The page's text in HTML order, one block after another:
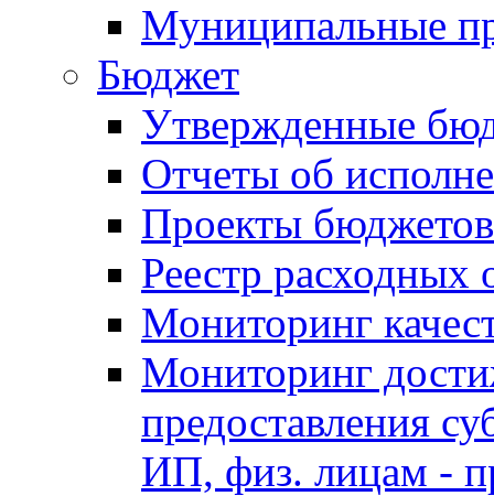
Муниципальные
Бюджет
Утвержденные
Отчеты об
Проекты бюджетов
Реестр расходных
Мониторинг
Мониторинг
предоставления
ИП, физ. лицам -